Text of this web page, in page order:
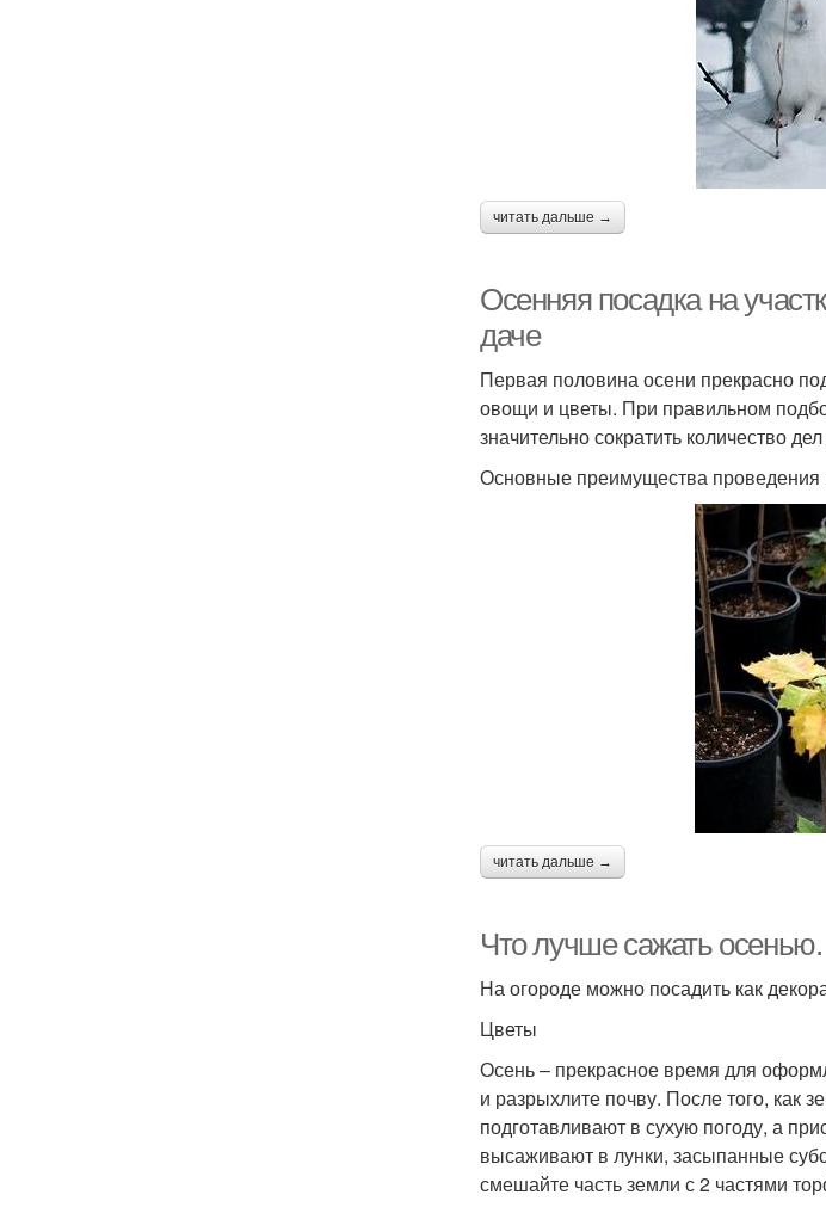
читать дальше →
Осенняя посадка на
даче
Первая половина осени прекрасно
овощи и цветы. При правильном
значительно сократить количество
Основные преимущества проведения
читать дальше →
Что лучше сажать
На огороде можно посадить как
Цветы
Осень – прекрасное время для
и разрыхлите почву. После того, как
подготавливают в сухую погоду, а
высаживают в лунки, засыпанные
смешайте часть земли с 2 частями